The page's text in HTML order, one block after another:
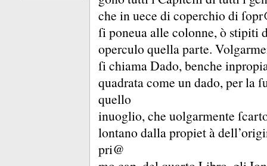
che in uece di coperchio di
ſi poneua alle colonne, ò stipiti
operculo quella parte.
ſi chiama Dado, benche
quadrata come un dado, per la
quello
inuoglio, che uolgarmente
lontano dalla propiet à
pri@